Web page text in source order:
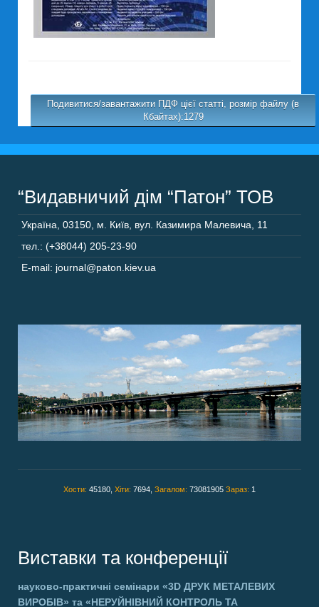
Подивитися/завантажити ПДФ цієї статті, розмір файлу (в
Кбайтах):1279
“Видавничий дім “Патон” ТОВ
Україна 03150 м. Київ, вул. Казимира Малевича, 11
тел.: (+38044) 205-23-90
E-mail: journal@paton.kiev.ua
Хости: 45180, Хіти: 7694, Загалом: 73081905 Зараз: 1
Виставки та конференції
науково-практичні семінари «3D ДРУК МЕТАЛЕВИХ
ВИРОБІВ» та «НЕРУЙНІВНИЙ КОНТРОЛЬ ТА